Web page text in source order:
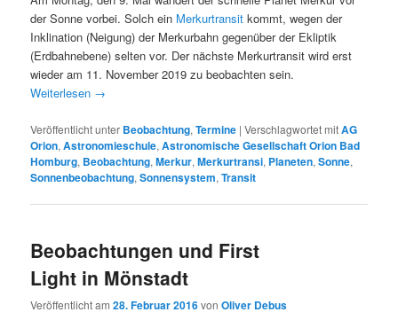
der Sonne vorbei. Solch ein Merkurtransit kommt, wegen der
Inklination (Neigung) der Merkurbahn gegenüber der Ekliptik
(Erdbahnebene) selten vor. Der nächste Merkurtransit wird erst
wieder am 11. November 2019 zu beobachten sein.
Weiterlesen →
Veröffentlicht unter Beobachtung,Termine |Verschlagwortet mitAG
Orion,Astronomieschule,Astronomische Gesellschaft Orion Bad
Homburg, Beobachtung,Merkur,Merkurtransi, Planeten,Sonne,
Sonnenbeobachtung,Sonnensystem,Transit
Beobachtungen und First
Light in Mönstadt
Veröffentlicht am28. Februar 2016vonOliver Debus